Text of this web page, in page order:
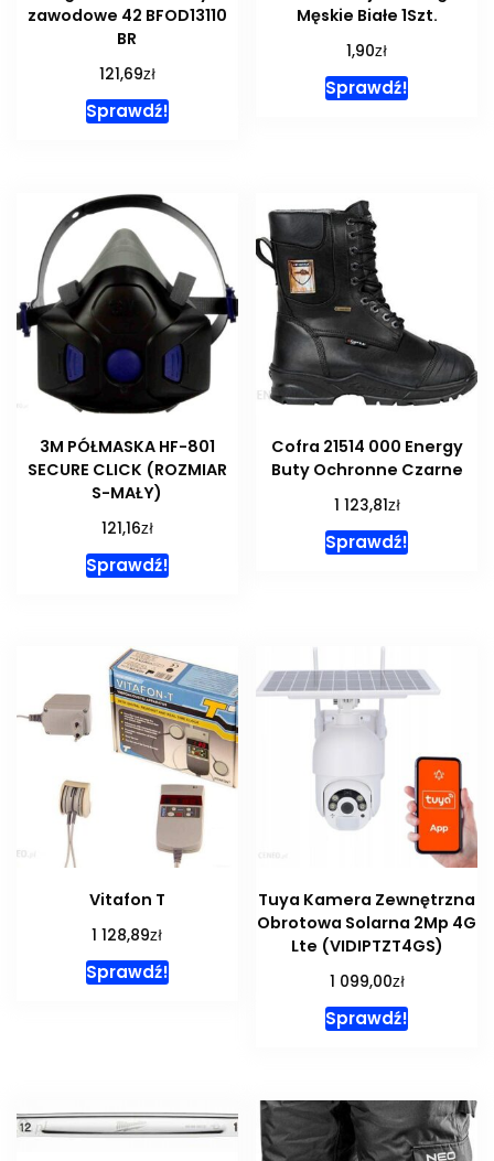
zawodowe 42 BFOD13110
BR
121,69zł
Sprawdź!
Męskie Białe 1Szt.
1,90zł
Sprawdź!
3M PÓŁMASKA HF-801
SECURE CLICK (ROZMIAR
S-MAŁY)
121,16zł
Sprawdź!
Cofra 21514 000 Energy
Buty Ochronne Czarne
1 123,81zł
Sprawdź!
Vitafon T
1 128,89zł
Sprawdź!
Tuya Kamera Zewnętrzna
Obrotowa Solarna 2Mp 4G
Lte (VIDIPTZT4GS)
1 099,00zł
Sprawdź!